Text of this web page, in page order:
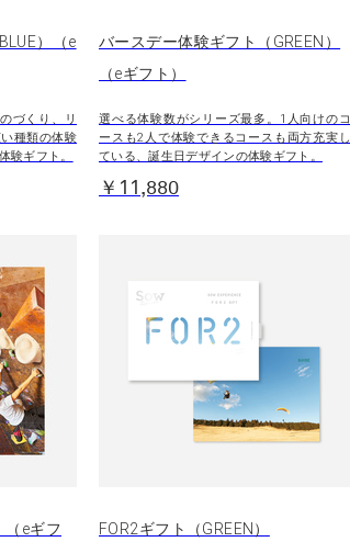
）（e
づくり、リ
種類の体験
験ギフト。
バースデー体験ギフト（GREEN）
（eギフト）
選べる体験数がシリーズ最多。1人向けのコ
ースも2人で体験できるコースも両方充実し
ている、誕生日デザインの体験ギフト。
￥11,880
（eギフ
FOR2ギフト（GREEN）